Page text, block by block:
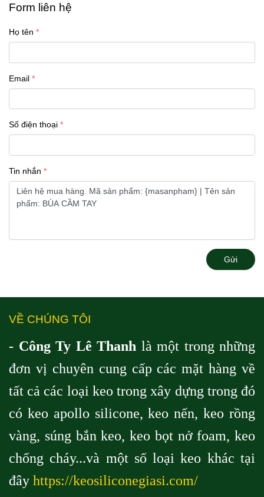
Form liên hệ
Họ tên
Email
Số điện thoại
Tin nhắn
Gửi
VỀ CHÚNG TÔI
- Công Ty Lê Thanh là một trong những
đơn vị chuyên cung cấp các mặt hàng về
tất cả các loại keo trong xây dựng trong đó
có keo apollo silicone, keo nến, keo rồng
vàng, súng bắn keo, keo bọt nở foam, keo
chống cháy...và một số loại keo khác tại
đây https://keosiliconegiasi.com/